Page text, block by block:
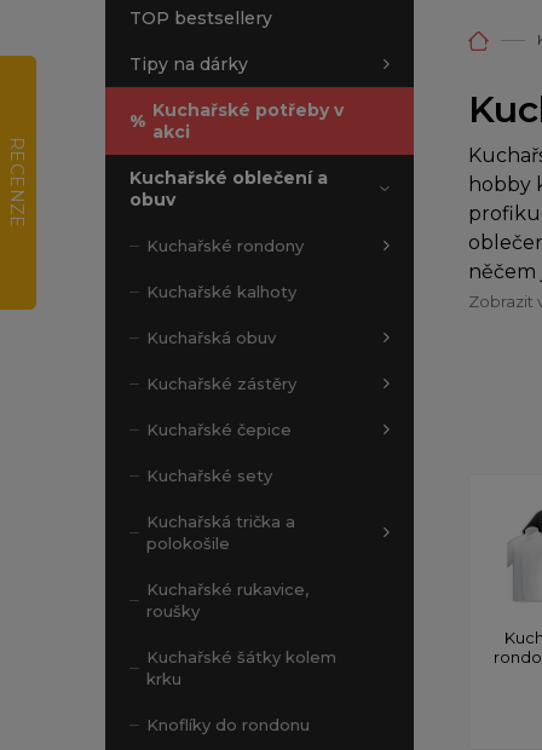
TOP bestsellery
Tipy na dárky
% Kuchařské potřeby v
akci
Kuchařské oblečení a
obuv
Kuchařské rondony
Kuchařské kalhoty
Kuchařská obuv
Kuchařské zástěry
Kuchařské čepice
Kuchařské sety
Kuchařská trička a
polokošile
Kuchařské rukavice,
roušky
Kuchařské šátky kolem
krku
Knoflíky do rondonu
hobby
něčem
Zobrazit
RECENZE